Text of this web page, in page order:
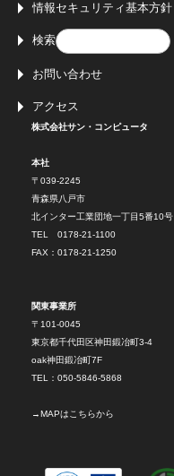
情報セキュリティ基本方針
検索
お問い合わせ
アクセス
株式会社サン・コンピュータ
本社
〒039-2245
青森県八戸市
北インター工業団地一丁目5番10号
TEL 0178-21-1100
FAX：0178-21-1250
関東事業所
〒101-0045
東京都千代田区神田鍛冶町3-4
oak神田鍛冶町7F
TEL：050-5846-5868
→MAPはこちらから